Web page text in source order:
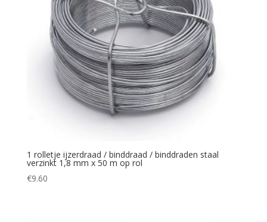
1 rolletje ijzerdraad / binddraad / binddraden staal
verzinkt 1,8 mm x 50 m op rol
€9.60